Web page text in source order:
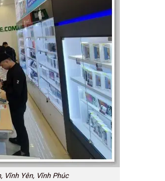
Vĩnh Yên, Vĩnh Phúc